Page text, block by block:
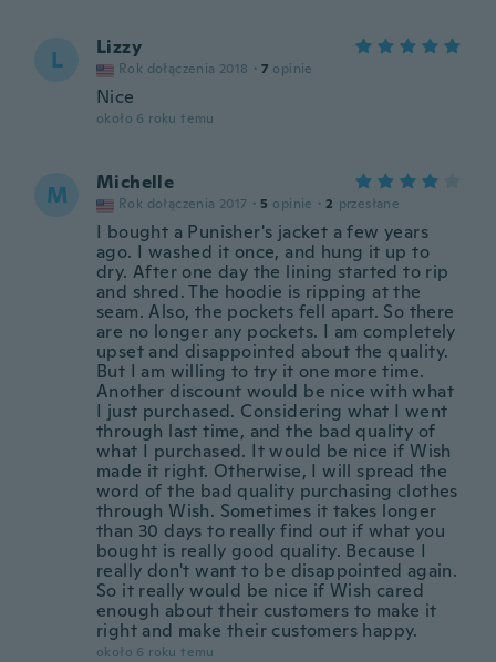
L Lizzy
Rok dołączenia 2018 · 7 opinie
Nice
około 6 roku temu
M Michelle
Rok dołączenia 2017 · 5 opinie · 2 przesłane
I bought a Punisher's jacket a few years
ago. I washed it once, and hung it up to
dry. After one day the lining started to rip
and shred. The hoodie is ripping at the
seam. Also, the pockets fell apart. So there
are no longer any pockets. I am completely
upset and disappointed about the quality.
But I am willing to try it one more time.
Another discount would be nice with what
I just purchased. Considering what I went
through last time, and the bad quality of
what I purchased. It would be nice if Wish
made it right. Otherwise, I will spread the
word of the bad quality purchasing clothes
through Wish. Sometimes it takes longer
than 30 days to really find out if what you
bought is really good quality. Because I
really don't want to be disappointed again.
So it really would be nice if Wish cared
enough about their customers to make it
right and make their customers happy.
około 6 roku temu